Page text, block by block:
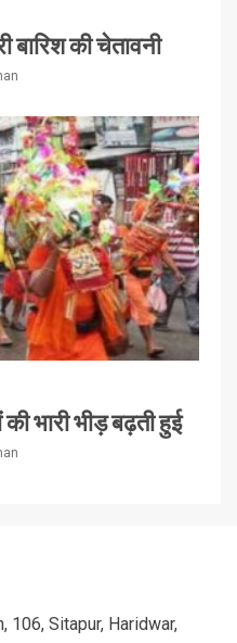
बारिश की चेतावनी
की भारी भीड़ बढ़ती हुई
106, Sitapur, Haridwar,